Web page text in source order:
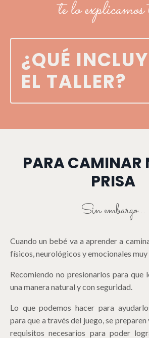
te lo explicamos
¿QUÉ
EL TALLER?
PARA CAMINAR
PRISA
Sin embargo...
Cuando un bebé va a aprender a
físicos, neurológicos y emocionales
Recomiendo no presionarlos para que
una manera natural y con seguridad.
Lo que podemos hacer para
para que a través del juego, se
requisitos necesarios para poder